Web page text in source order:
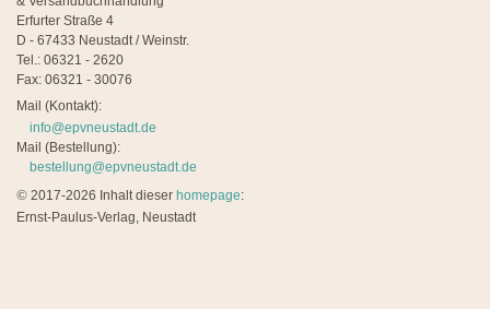
Erfurter Straße 4
D - 67433 Neustadt / Weinstr.
Tel.: 06321 - 2620
Fax: 06321 - 30076
Mail (Kontakt):
info@epvneustadt.de
Mail (Bestellung):
bestellung@epvneustadt.de
© 2017-2026 Inhalt dieser homepage:
Ernst-Paulus-Verlag, Neustadt